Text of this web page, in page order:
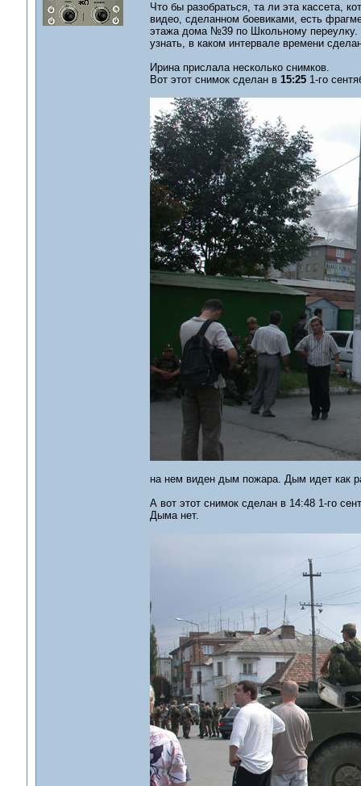
Что бы разобраться, та ли эта кассета,
видео, сделанном боевиками, есть
этажа дома №39 по Школьному переулку.
узнать, в каком интервале времени
Ирина прислала несколько снимков.
Вот этот снимок сделан в 15:251-го
на нем виден дым пожара. Дым идет как
А вот этот снимок сделан в 14:48 1-го
Дыма нет.